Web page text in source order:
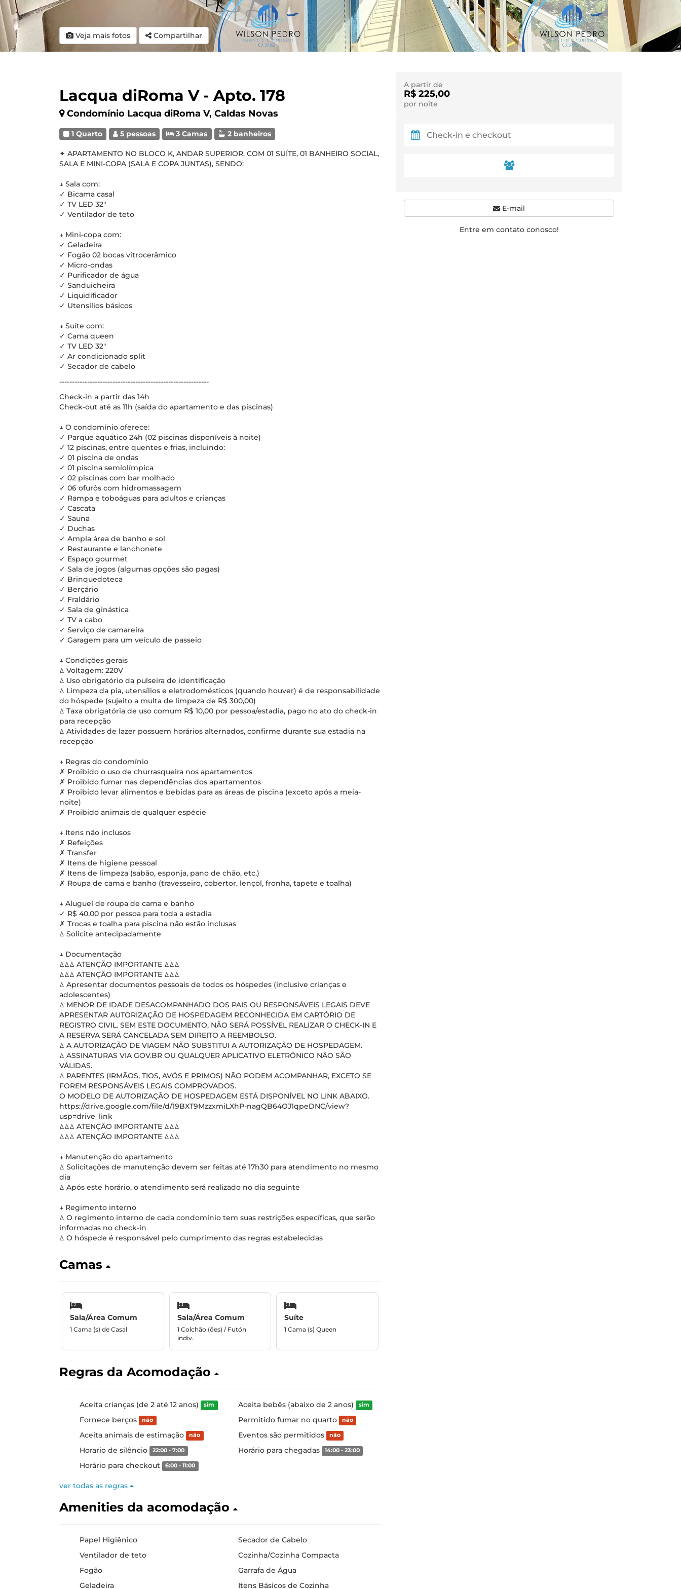
Veja mais fotos Compartilhar
Lacqua diRoma V - Apto. 178
Condomínio Lacqua diRoma V, Caldas Novas
1 Quarto 5 pessoas 3 Camas 2 banheiros
✦ APARTAMENTO NO BLOCO K, ANDAR SUPERIOR, COM 01 SUÍTE, 01 BANHEIRO SOCIAL,
SALA E MINI-COPA (SALA E COPA JUNTAS), SENDO:
↓ Sala com:
✓ Bicama casal
✓ TV LED 32"
✓ Ventilador de teto
↓ Mini-copa com:
✓ Geladeira
✓ Fogão 02 bocas vitrocerâmico
✓ Micro-ondas
✓ Purificador de água
✓ Sanduicheira
✓ Liquidificador
✓ Utensílios básicos
↓ Suíte com:
✓ Cama queen
✓ TV LED 32"
✓ Ar condicionado split
✓ Secador de cabelo
-----------------------------------------------------------
Check-in a partir das 14h
Check-out até as 11h (saída do apartamento e das piscinas)
↓ O condomínio oferece:
✓ Parque aquático 24h (02 piscinas disponíveis à noite)
✓ 12 piscinas, entre quentes e frias, incluindo:
✓ 01 piscina de ondas
✓ 01 piscina semiolímpica
✓ 02 piscinas com bar molhado
✓ 06 ofurôs com hidromassagem
✓ Rampa e toboáguas para adultos e crianças
✓ Cascata
✓ Sauna
✓ Duchas
✓ Ampla área de banho e sol
✓ Restaurante e lanchonete
✓ Espaço gourmet
✓ Sala de jogos (algumas opções são pagas)
✓ Brinquedoteca
✓ Berçário
✓ Fraldário
✓ Sala de ginástica
✓ TV a cabo
✓ Serviço de camareira
✓ Garagem para um veículo de passeio
↓ Condições gerais
ꕔ Voltagem: 220V
ꕔ Uso obrigatório da pulseira de identificação
ꕔ Limpeza da pia, utensílios e eletrodomésticos (quando houver) é de responsabilidade
do hóspede (sujeito a multa de limpeza de R$ 300,00)
ꕔ Taxa obrigatória de uso comum R$ 10,00 por pessoa/estadia, pago no ato do check-in
para recepção
ꕔ Atividades de lazer possuem horários alternados, confirme durante sua estadia na
recepção
↓ Regras do condomínio
✗ Proibido o uso de churrasqueira nos apartamentos
✗ Proibido fumar nas dependências dos apartamentos
✗ Proibido levar alimentos e bebidas para as áreas de piscina (exceto após a meia-
noite)
✗ Proibido animais de qualquer espécie
↓ Itens não inclusos
✗ Refeições
✗ Transfer
✗ Itens de higiene pessoal
✗ Itens de limpeza (sabão, esponja, pano de chão, etc.)
✗ Roupa de cama e banho (travesseiro, cobertor, lençol, fronha, tapete e toalha)
↓ Aluguel de roupa de cama e banho
✓ R$ 40,00 por pessoa para toda a estadia
✗ Trocas e toalha para piscina não estão inclusas
ꕔ Solicite antecipadamente
↓ Documentação
ꕔꕔꕔ ATENÇÃO IMPORTANTE ꕔꕔꕔ
ꕔꕔꕔ ATENÇÃO IMPORTANTE ꕔꕔꕔ
ꕔ Apresentar documentos pessoais de todos os hóspedes (inclusive crianças e
adolescentes)
ꕔ MENOR DE IDADE DESACOMPANHADO DOS PAIS OU RESPONSÁVEIS LEGAIS DEVE
APRESENTAR AUTORIZAÇÃO DE HOSPEDAGEM RECONHECIDA EM CARTÓRIO DE
REGISTRO CIVIL. SEM ESTE DOCUMENTO, NÃO SERÁ POSSÍVEL REALIZAR O CHECK-IN E
A RESERVA SERÁ CANCELADA SEM DIREITO A REEMBOLSO.
ꕔ A AUTORIZAÇÃO DE VIAGEM NÃO SUBSTITUI A AUTORIZAÇÃO DE HOSPEDAGEM.
ꕔ ASSINATURAS VIA GOV.BR OU QUALQUER APLICATIVO ELETRÔNICO NÃO SÃO
VÁLIDAS.
ꕔ PARENTES (IRMÃOS, TIOS, AVÓS E PRIMOS) NÃO PODEM ACOMPANHAR, EXCETO SE
FOREM RESPONSÁVEIS LEGAIS COMPROVADOS.
O MODELO DE AUTORIZAÇÃO DE HOSPEDAGEM ESTÁ DISPONÍVEL NO LINK ABAIXO.
https://drive.google.com/file/d/19BXT9MzzxmiLXhP-nagQB64OJ1qpeDNC/view?
usp=drive_link
ꕔꕔꕔ ATENÇÃO IMPORTANTE ꕔꕔꕔ
ꕔꕔꕔ ATENÇÃO IMPORTANTE ꕔꕔꕔ
↓ Manutenção do apartamento
ꕔ Solicitações de manutenção devem ser feitas até 17h30 para atendimento no mesmo
dia
ꕔ Após este horário, o atendimento será realizado no dia seguinte
↓ Regimento interno
ꕔ O regimento interno de cada condomínio tem suas restrições específicas, que serão
informadas no check-in
ꕔ O hóspede é responsável pelo cumprimento das regras estabelecidas
Camas
Sala/Área Comum
1 Cama (s) de Casal
Sala/Área Comum
1 Colchão (ões) / Futón
indiv.
Suíte
1 Cama (s) Queen
Regras da Acomodação
Aceita crianças (de 2 até 12 anos) sim Aceita bebês (abaixo de 2 anos) sim
Fornece berços não Permitido fumar no quarto não
Aceita animais de estimação não Eventos são permitidos não
Horario de silêncio 22:00 - 7:00 Horário para chegadas 14:00 - 23:00
Horário para checkout 6:00 - 11:00
ver todas as regras
Amenities da acomodação
Papel Higiênico
Secador de Cabelo
Ventilador de teto
Cozinha/Cozinha Compacta
Fogão
Garrafa de Água
Geladeira
Itens Básicos de Cozinha
A partir de
R$ 225,00
por noite
E-mail
Entre em contato conosco!